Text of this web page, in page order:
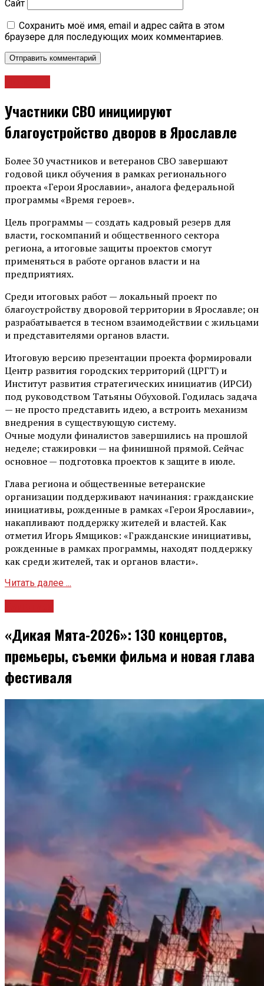
Сайт
Сохранить моё имя, email и адрес сайта в этом
браузере для последующих моих комментариев.
Участники СВО инициируют
благоустройство дворов в Ярославле
Более 30 участников и ветеранов СВО завершают
годовой цикл обучения в рамках регионального
проекта «Герои Ярославии», аналога федеральной
программы «Время героев».
Цель программы — создать кадровый резерв для
власти, госкомпаний и общественного сектора
региона, а итоговые защиты проектов смогут
применяться в работе органов власти и на
предприятиях.
Среди итоговых работ — локальный проект по
благоустройству дворовой территории в Ярославле; он
разрабатывается в тесном взаимодействии с жильцами
и представителями органов власти.
Итоговую версию презентации проекта формировали
Центр развития городских территорий (ЦРГТ) и
Институт развития стратегических инициатив (ИРСИ)
под руководством Татьяны Обуховой. Годилась задача
— не просто представить идею, а встроить механизм
внедрения в существующую систему.
Очные модули финалистов завершились на прошлой
неделе; стажировки — на финишной прямой. Сейчас
основное — подготовка проектов к защите в июле.
Глава региона и общественные ветеранские
организации поддерживают начинания: гражданские
инициативы, рожденные в рамках «Герои Ярославии»,
накапливают поддержку жителей и властей. Как
отметил Игорь Ямщиков: «Гражданские инициативы,
рожденные в рамках программы, находят поддержку
как среди жителей, так и органов власти».
Читать далее ...
«Дикая Мята-2026»: 130 концертов,
премьеры, съемки фильма и новая глава
фестиваля